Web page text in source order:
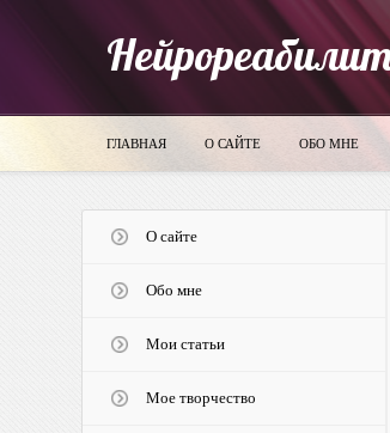
ГЛАВНАЯ О САЙТЕ ОБО МНЕ
О сайте
Обо мне
Мои статьи
Мое творчество